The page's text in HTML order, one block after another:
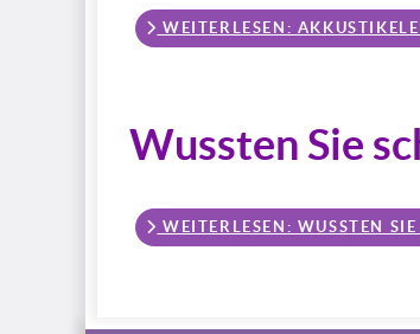
WEITERLESEN:
Wussten Sie
WEITERLESEN: WUSSTEN SIE